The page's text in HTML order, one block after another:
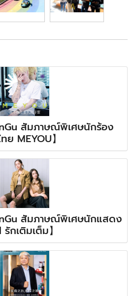
สัมภาษณ์พิเศษนักร้อง
MEYOU】
สัมภาษณ์พิเศษนักแสดง
กเติมเต็ม】